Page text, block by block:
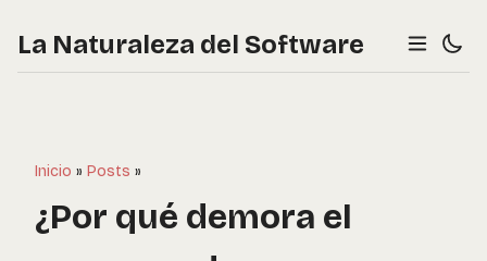
La Naturaleza del Software
Inicio » Posts »
¿Por qué demora el